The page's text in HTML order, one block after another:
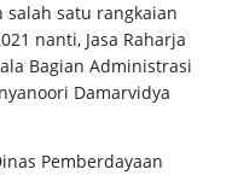
salah satu rangkaian
nanti, Jasa Raharja
Bagian Administrasi
Damarvidya
Pemberdayaan